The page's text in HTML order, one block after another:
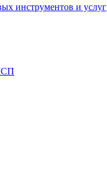
инструментов и услуг